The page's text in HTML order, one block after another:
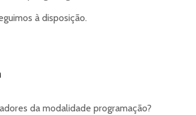
à disposição.
da modalidade programação?